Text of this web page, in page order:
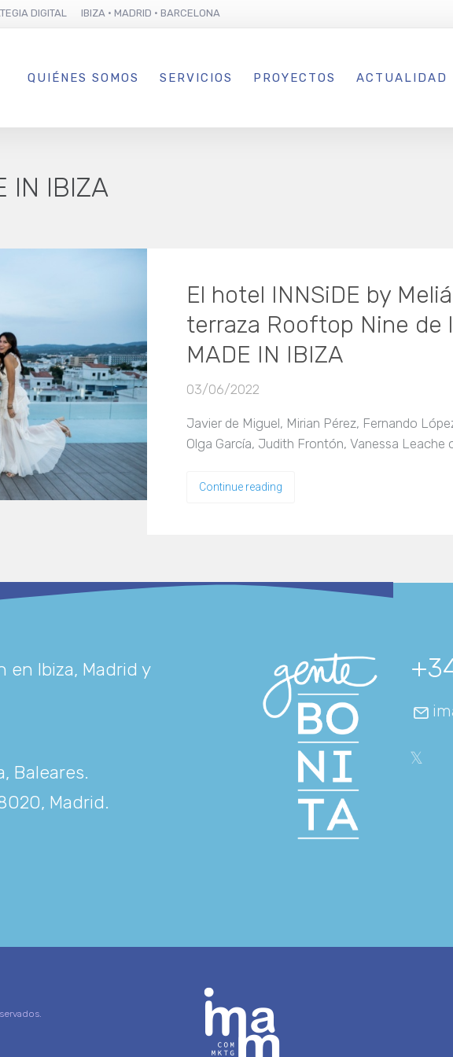
DIGITAL IBIZA · MADRID · BARCELONA
QUIÉNES SOMOS SERVICIOS PROYECTOS ACTUALIDAD
IN IBIZA
El hotel INNSiDE by
terraza Rooftop Nine de
MADE IN IBIZA
03/06/2022
Javier de Miguel, Mirian Pérez, Fernando
Olga García, Judith Frontón, Vanessa
Continue reading
Ibiza, Madrid y
Baleares.
Madrid.